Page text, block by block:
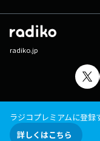
radiko.jp
ラジコプレミアムに登
詳しくはこちら